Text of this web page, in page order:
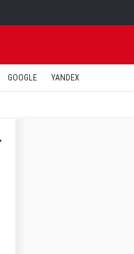
GOOGLE YANDEX